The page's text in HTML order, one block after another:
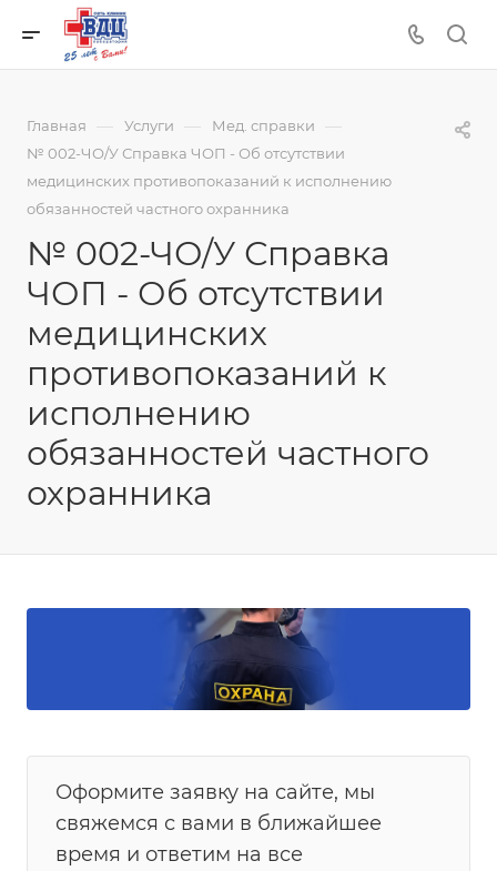
Главная — Услуги — Мед. справки —
№ 002-ЧО/У Справка ЧОП - Об отсутствии
медицинских противопоказаний к исполнению
обязанностей частного охранника
№ 002-ЧО/У Справка
ЧОП - Об отсутствии
медицинских
противопоказаний к
исполнению
обязанностей частного
охранника
Оформите заявку на сайте, мы
свяжемся с вами в ближайшее
время и ответим на все